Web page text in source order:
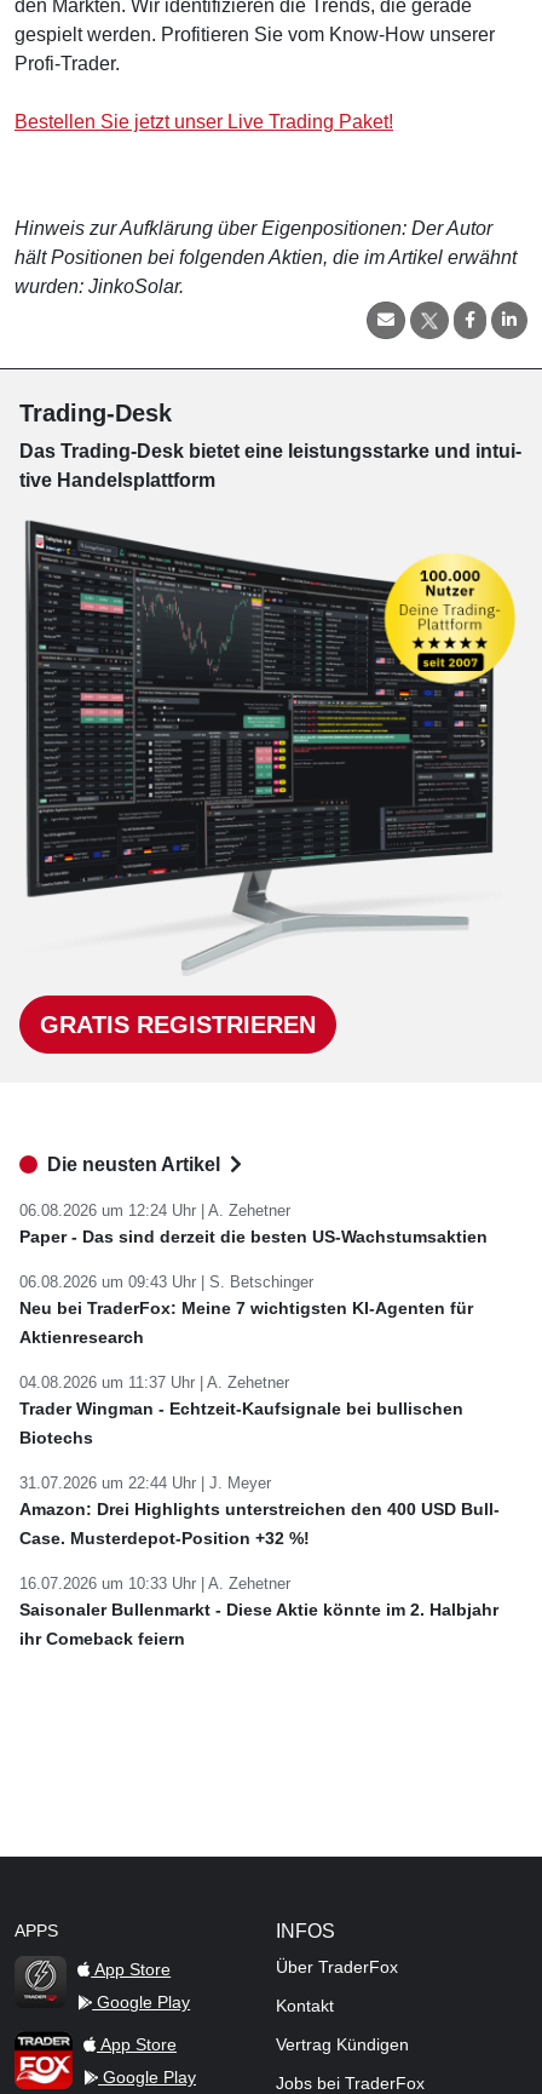
den Märkten. Wir identifizieren die Trends, die gerade
gespielt werden. Profitieren Sie vom Know-How unserer
Profi-Trader.
Bestellen Sie jetzt unser Live Trading Paket!
Hinweis zur Aufklärung über Eigenpositionen: Der Autor
hält Positionen bei folgenden Aktien, die im Artikel erwähnt
wurden: JinkoSolar.
Trading-Desk
Das Trading-Desk bie­tet eine leis­tungs­star­ke und in­tui­
tive Han­dels­platt­form
GRATIS REGISTRIEREN
Die neusten Artikel
06.08.2026 um 12:24 Uhr | A. Zehetner
Paper - Das sind derzeit die besten US-Wachstumsaktien
06.08.2026 um 09:43 Uhr | S. Betschinger
Neu bei TraderFox: Meine 7 wichtigsten KI-Agenten für
Aktienresearch
04.08.2026 um 11:37 Uhr | A. Zehetner
Trader Wingman - Echtzeit-Kaufsignale bei bullischen
Biotechs
31.07.2026 um 22:44 Uhr | J. Meyer
Amazon: Drei Highlights unterstreichen den 400 USD Bull-
Case. Musterdepot-Position +32 %!
16.07.2026 um 10:33 Uhr | A. Zehetner
Saisonaler Bullenmarkt - Diese Aktie könnte im 2. Halbjahr
ihr Comeback feiern
APPS
TraderFox Flash
App Store
Google Play
TraderFox AppApp Store
Google Play
INFOS
Über TraderFox
Kontakt
Vertrag Kündigen
Jobs bei TraderFox